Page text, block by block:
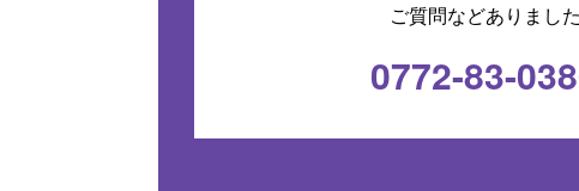
ご質問などありまし
0772-83-